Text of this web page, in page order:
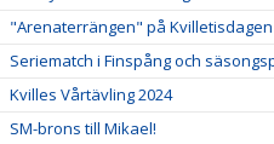
"Arenaterrängen" på Kvilletisdagen
Seriematch i Finspång och
Kvilles Vårtävling 2024
SM-brons till Mikael!